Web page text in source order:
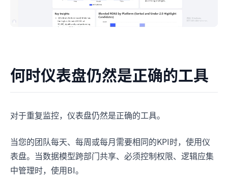
何时仪表盘仍然是正确的工具
对于重复监控，仪表盘仍然是正确的工具。
当您的团队每天、每周或每月需要相同的KPI时，使用仪
表盘。当数据模型跨部门共享、必须控制权限、逻辑应集
中管理时，使用BI。